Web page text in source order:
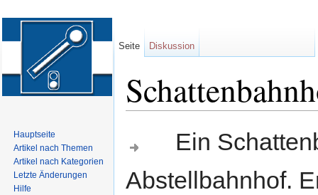
Ein
Abstellbahnhof.
Seite Diskussion
Hauptseite
Artikel nach Themen
Artikel nach Kategorien
Letzte Änderungen
Hilfe